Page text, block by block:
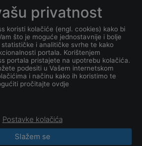
kontakt tvrtke
OPŠTINE PLAV?
datum osnivanja
SKUPŠTINA OPŠTINE
?
Business © 2026
| Izjava o privatnosti
privatnost
koristi kolačiće (engl. cookies) kako bi
što je moguće jednostavnije i bolje
i analitičke svrhe te kako
portala. Korištenjem
portala pristajete na upotrebu kolačića.
podesiti u Vašem internetskom
i načinu kako ih koristimo te
pročitajte ovdje
Postavke kolačića
Slažem se